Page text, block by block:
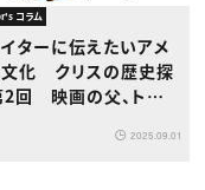
コラム
ターに伝えたいアメ
文化 クリスの歴史探
回 映画の父、トーマ
2025.09.01